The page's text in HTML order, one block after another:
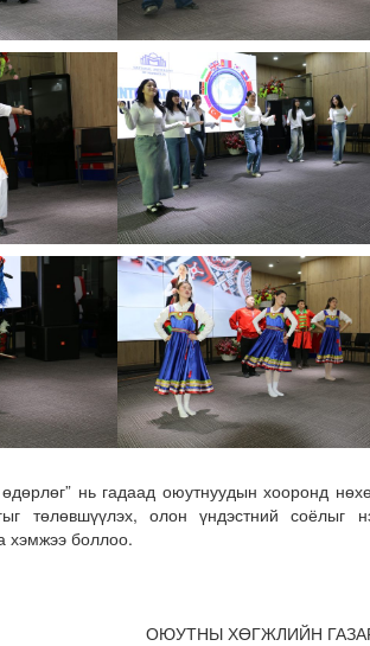
нь гадаад оюутнуудын хооронд
төлөвшүүлэх, олон үндэстний соёлыг
хэмжээ боллоо.
ОЮУТНЫ ХӨГЖЛИЙН